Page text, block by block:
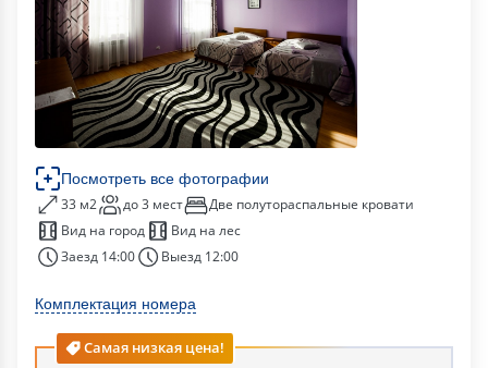
Посмотреть все фотографии
33 м2 до 3 мест
Две полутораспальные кровати
Вид на город
Вид на лес
Заезд 14:00
Выезд 12:00
Комплектация номера
Самая низкая цена!